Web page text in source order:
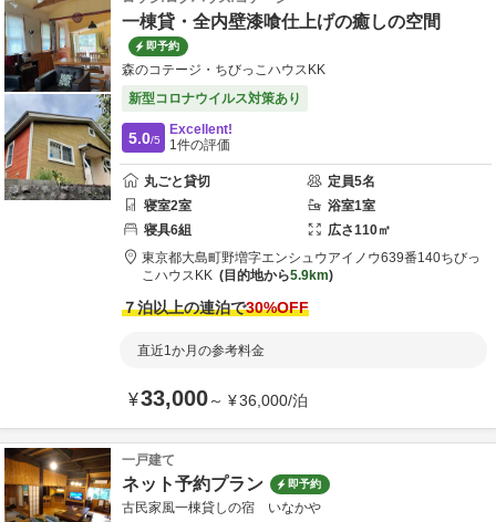
一棟貸・全内壁漆喰仕上げの癒しの空間
即予約
森のコテージ・ちびっこハウスKK
新型コロナウイルス対策あり
5.0/5
Excellent!
1件の評価
丸ごと貸切 定員5名
寝室2室 浴室1室
寝具6組 広さ110㎡
東京都大島町野増字エンシュウアイノウ639番140ちびっ
こハウスKK
目的地から5.9km
７泊以上の連泊で30%OFF
直近1か月の参考料金
¥33,000～ ¥36,000/泊
一戸建て
ネット予約プラン 即予約
古民家風一棟貸しの宿 いなかや